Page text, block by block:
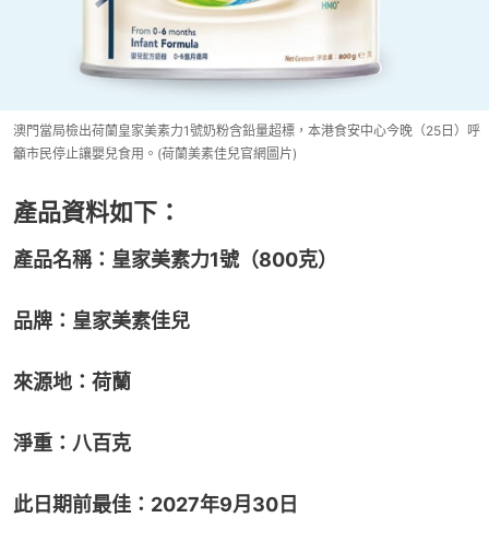
澳門當局檢出荷蘭皇家美素力1號奶粉含鉛量超標，本港食安中心今晚（25日）呼
籲市民停止讓嬰兒食用。(荷蘭美素佳兒官網圖片)
產品資料如下：
產品名稱：皇家美素力1號（800克）
品牌：皇家美素佳兒
來源地：荷蘭
淨重：八百克
此日期前最佳：2027年9月30日